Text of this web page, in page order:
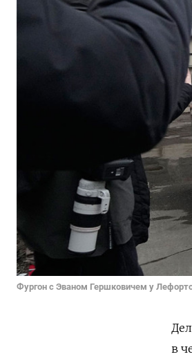
Фургон с Эваном Гершковичем у
в